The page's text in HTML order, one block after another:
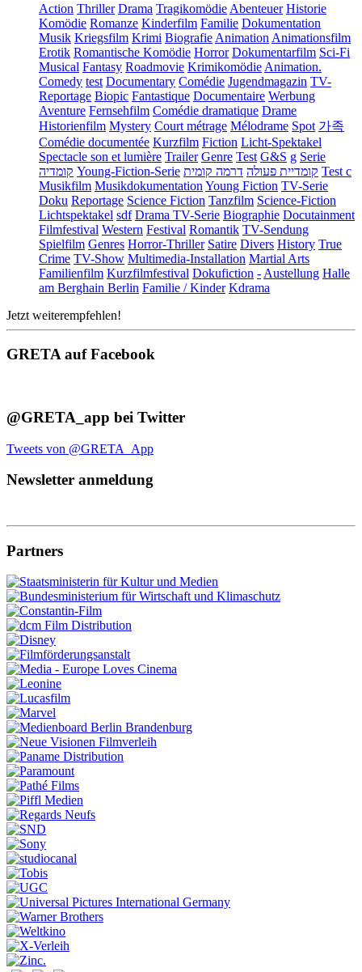
Action Thriller Drama Tragikomödie Abenteuer Historie
Komödie Romanze Kinderfilm Familie Dokumentation
Musik Kriegsfilm Krimi Biografie Animation Animationsfilm
Erotik Romantische Komödie Horror Dokumentarfilm Sci-Fi
Musical Fantasy Roadmovie Krimikomödie Animation.
Comedy test Documentary Comédie Jugendmagazin TV-
Reportage Biopic Fantastique Documentaire Werbung
Aventure Fernsehfilm Comédie dramatique Drame
Historienfilm Mystery Court métrage Mélodrame Spot 가족
Comédie documentée Kurzfilm Fiction Licht-Spektakel
Spectacle son et lumière Trailer Genre Test G&S g Serie
קומדיה Young-Fiction-Serie קומדיית פעולה דרמה קומית
Test c
Musikfilm Musikdokumentation Young Fiction TV-Serie
Doku Reportage Science Fiction Tanzfilm Science-Fiction
Lichtspektakel sdf Drama TV-Serie Biographie Docutainment
Filmfestival Western Festival Romantik TV-Sendung
Spielfilm Genres Horror-Thriller Satire Divers History True
Crime TV-Show Multimedia-Installation Martial Arts
Familienfilm Kurzfilmfestival Dokufiction - Austellung Halle
am Berghain Berlin Familie / Kinder Kdrama
Jetzt weiterempfehlen!
GRETA auf Facebook
@GRETA_app bei Twitter
Tweets von @GRETA_App
Newsletter anmeldung
Partners